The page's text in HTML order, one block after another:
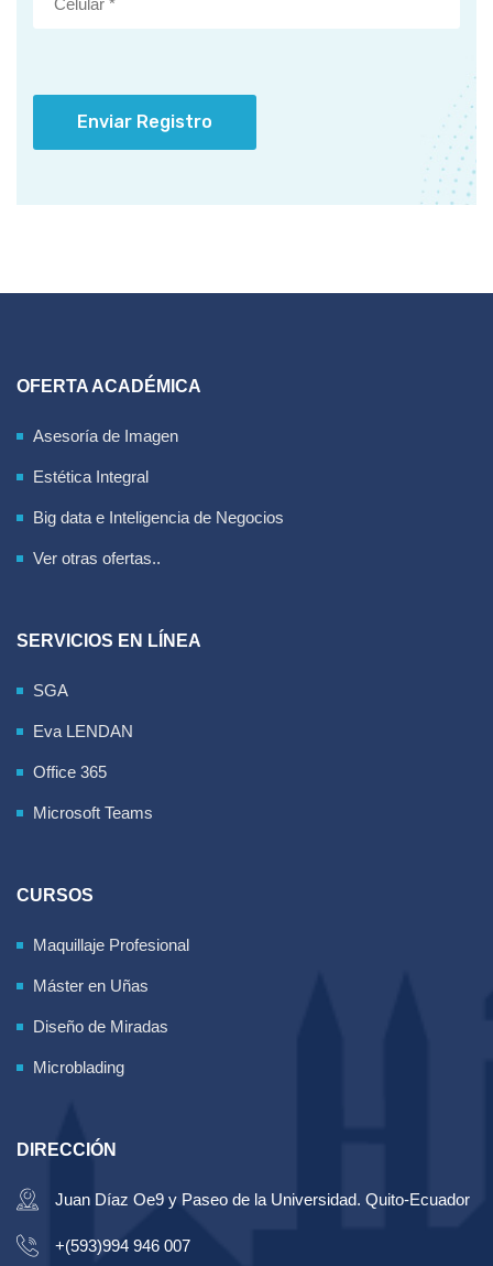
Enviar Registro
OFERTA ACADÉMICA
Asesoría de Imagen
Estética Integral
Big data e Inteligencia de Negocios
Ver otras ofertas..
SERVICIOS EN LÍNEA
SGA
Eva LENDAN
Office 365
Microsoft Teams
CURSOS
Maquillaje Profesional
Máster en Uñas
Diseño de Miradas
Microblading
DIRECCIÓN
Juan Díaz Oe9 y Paseo de la Universidad. Quito-Ecuador
+(593)994 946 007